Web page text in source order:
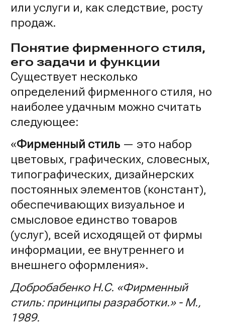
или услуги и, как следствие, росту
продаж.
Понятие фирменного стиля,
его задачи и функции
Существует несколько
определений фирменного стиля, но
наиболее удачным можно считать
следующее:
«Фирменный стиль — это набор
цветовых, графических, словесных,
типографических, дизайнерских
постоянных элементов (констант),
обеспечивающих визуальное и
смысловое единство товаров
(услуг), всей исходящей от фирмы
информации, ее внутреннего и
внешнего оформления».
Добробабенко Н.С. «Фирменный
стиль: принципы разработки.» - М.,
1989.